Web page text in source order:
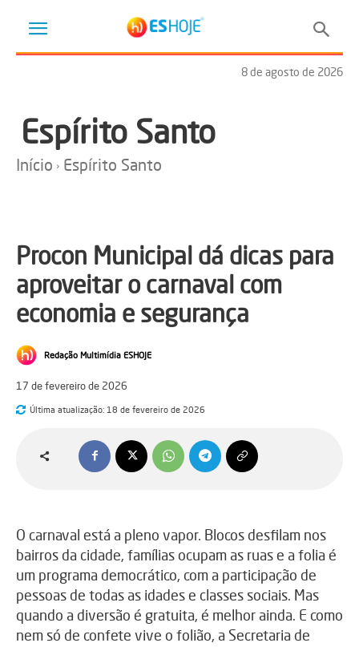
8 de agosto de 2026
Espírito Santo
Início Espírito Santo
​Procon Municipal dá dicas para
aproveitar o carnaval com
economia e segurança
Redação Multimídia ESHOJE
17 de fevereiro de 2026
Última atualização: 18 de fevereiro de 2026
O carnaval está a pleno vapor. Blocos desfilam nos
bairros da cidade, famílias ocupam as ruas e a folia é
um programa democrático, com a participação de
pessoas de todas as idades e classes sociais. Mas
quando a diversão é gratuita, é melhor ainda. E como
nem só de confete vive o folião, a Secretaria de